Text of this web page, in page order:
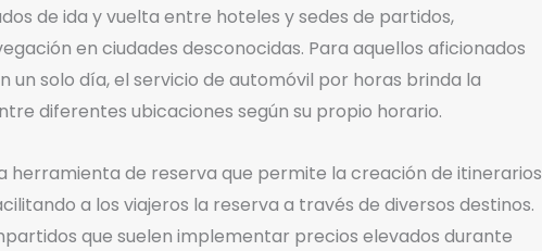
de ida y vuelta entre hoteles y sedes de partidos,
en ciudades desconocidas. Para aquellos aficionados
un solo día, el servicio de automóvil por horas brinda la
diferentes ubicaciones según su propio horario.
herramienta de reserva que permite la creación de itinerarios
a los viajeros la reserva a través de diversos destinos.
que suelen implementar precios elevados durante